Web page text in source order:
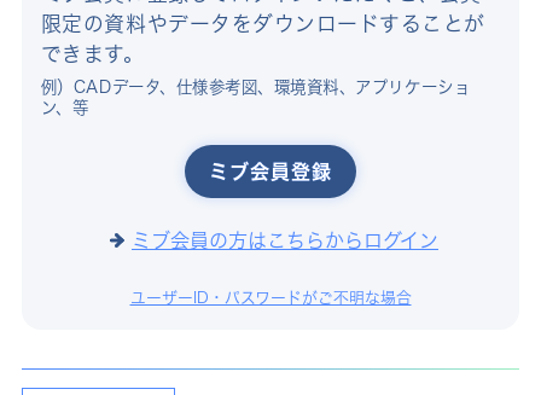
限定の資料やデータをダウンロードすることが
できます。
例）CADデータ、仕様参考図、環境資料、アプリケーショ
ン、等
ミブ会員登録
ミブ会員の方はこちらからログイン
ユーザーID・パスワードがご不明な場合